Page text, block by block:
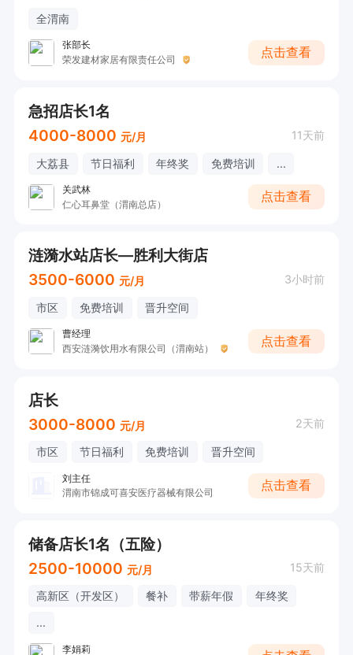
全渭南
张部长
荣发建材家居有限责任公司
点击查看
急招店长1名
4000-8000 元/月 11天前
大荔县 节日福利 年终奖 免费培训 ...
关武林
仁心耳鼻堂（渭南总店）
点击查看
涟漪水站店长—胜利大街店
3500-6000 元/月 3小时前
市区 免费培训 晋升空间
曹经理
西安涟漪饮用水有限公司（渭南站）
点击查看
店长
3000-8000 元/月 2天前
市区 节日福利 免费培训 晋升空间
刘主任
渭南市锦成可喜安医疗器械有限公司
点击查看
储备店长1名（五险）
2500-10000 元/月 15天前
高新区（开发区） 餐补 带薪年假
年终奖
...
李娟莉